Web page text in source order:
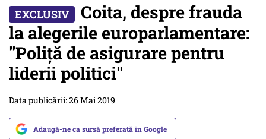
Coita, despre frauda
la alegerile europarlamentare:
''Poliță de asigurare pentru
liderii politici''
Data publicării: 26 Mai 2019
Adaugă-ne ca sursă preferată în Google